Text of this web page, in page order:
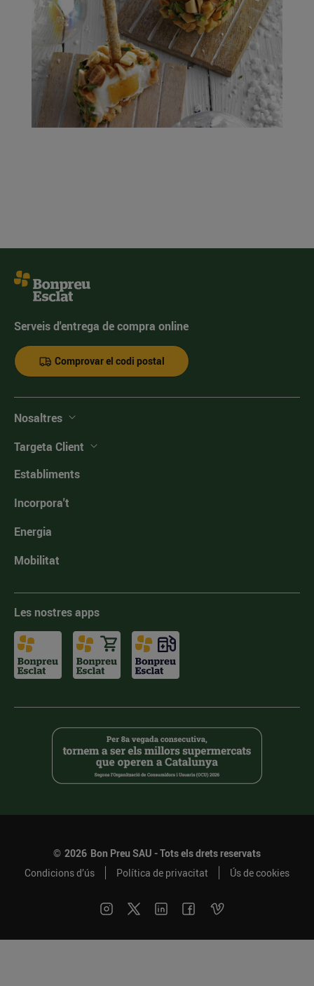
Serveis d'entrega de compra online
Comprovar el codi postal
Nosaltres
Targeta Client
Establiments
Incorpora't
Energia
Mobilitat
Les nostres apps
© 2026 Bon Preu SAU - Tots els drets reservats
Condicions d’ús
Política de privacitat Ús de cookies